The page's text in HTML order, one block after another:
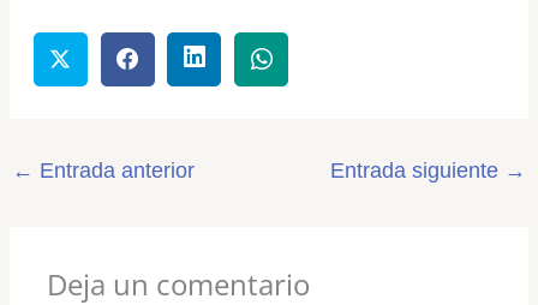
← Entrada anterior Entrada siguiente →
Deja un comentario